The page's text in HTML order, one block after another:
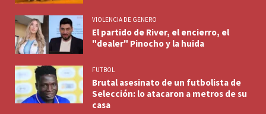
VIOLENCIA DE GENERO
El partido de River, el encierro, el
"dealer" Pinocho y la huida
FUTBOL
Brutal asesinato de un futbolista de
Selección: lo atacaron a metros de su
casa